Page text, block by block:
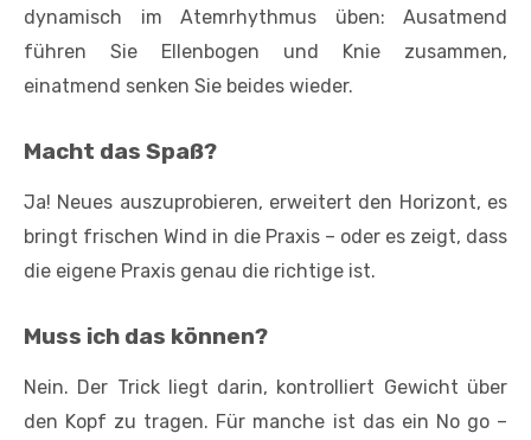
dynamisch im Atemrhythmus üben: Ausatmend
führen Sie Ellenbogen und Knie zusammen,
einatmend senken Sie beides wieder.
Macht das Spaß?
Ja! Neues auszuprobieren, erweitert den Horizont, es
bringt frischen Wind in die Praxis – oder es zeigt, dass
die eigene Praxis genau die richtige ist.
Muss ich das können?
Nein. Der Trick liegt darin, kontrolliert Gewicht über
den Kopf zu tragen. Für manche ist das ein No go –